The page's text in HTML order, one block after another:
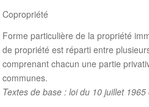
Copropriété
Forme particulière de la propriété
de propriété est réparti entre
comprenant chacun une partie
communes.
Textes de base : loi du 10 juillet